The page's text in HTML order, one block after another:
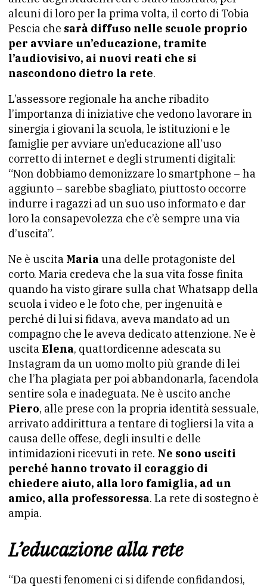
alcuni di loro per la prima volta, il corto di Tobia
Pescia che sarà diffuso nelle scuole proprio
per avviare un’educazione, tramite
l’audiovisivo, ai nuovi reati che si
nascondono dietro la rete.
L’assessore regionale ha anche ribadito
l’importanza di iniziative che vedono lavorare in
sinergia i giovani la scuola, le istituzioni e le
famiglie per avviare un’educazione all’uso
corretto di internet e degli strumenti digitali:
“Non dobbiamo demonizzare lo smartphone – ha
aggiunto – sarebbe sbagliato, piuttosto occorre
indurre i ragazzi ad un suo uso informato e dar
loro la consapevolezza che c’è sempre una via
d’uscita”.
Ne è uscita Maria una delle protagoniste del
corto. Maria credeva che la sua vita fosse finita
quando ha visto girare sulla chat Whatsapp della
scuola i video e le foto che, per ingenuità e
perché di lui si fidava, aveva mandato ad un
compagno che le aveva dedicato attenzione. Ne è
uscitaElena, quattordicenne adescata su
Instagram da un uomo molto più grande di lei
che l’ha plagiata per poi abbandonarla, facendola
sentire sola e inadeguata. Ne è uscito anche
Piero, alle prese con la propria identità sessuale,
arrivato addirittura a tentare di togliersi la vita a
causa delle offese, degli insulti e delle
intimidazioni ricevuti in rete. Ne sono usciti
perché hanno trovato il coraggio di
chiedere aiuto, alla loro famiglia, ad un
amico, alla professoressa. La rete di sostegno è
ampia.
L’educazione alla rete
“Da questi fenomeni ci si difende confidandosi,